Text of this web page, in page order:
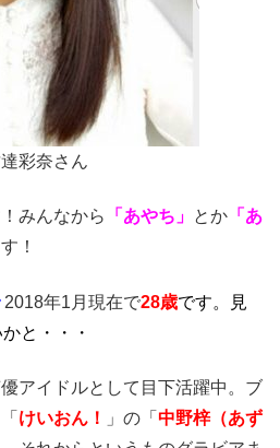
彩奈さん
みんなから 「あやち」 とか 「 あ
！
2018年1月現在で28歳です。見
と・・・
アイドルとして目下活躍中。ブ
けいおん！ 」の「 中野梓（あず